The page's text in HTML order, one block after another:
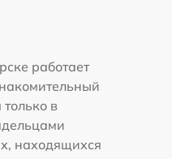
работает
в
находящихся